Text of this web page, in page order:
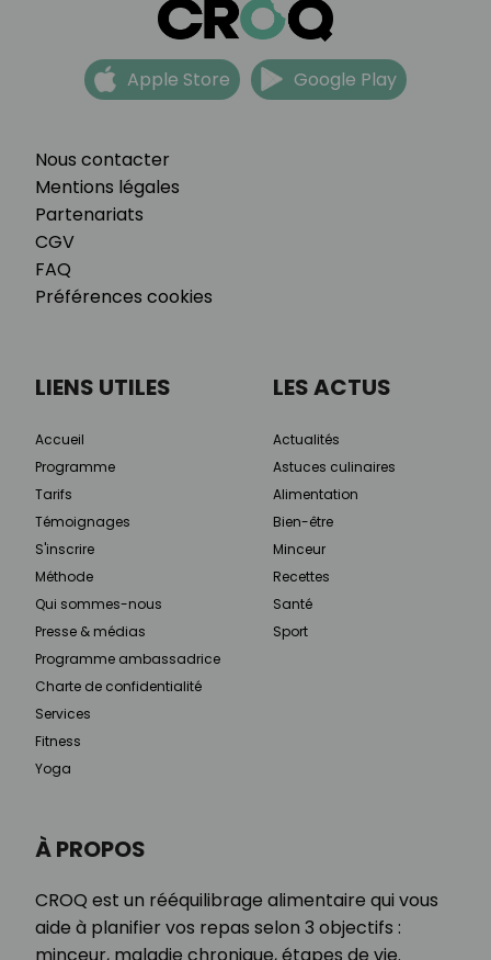
Nous contacter
Mentions légales
Partenariats
CGV
FAQ
Préférences cookies
Apple Store Google Play
À PROPOS
CROQ est un rééquilibrage alimentaire qui vous
aide à planifier vos repas selon 3 objectifs :
minceur, maladie chronique, étapes de vie.
LIENS UTILES
Accueil
Programme
Tarifs
Témoignages
S'inscrire
Méthode
Qui sommes-nous
Presse & médias
Programme ambassadrice
Charte de confidentialité
Services
Fitness
Yoga
LES ACTUS
Actualités
Astuces culinaires
Alimentation
Bien-être
Minceur
Recettes
Santé
Sport